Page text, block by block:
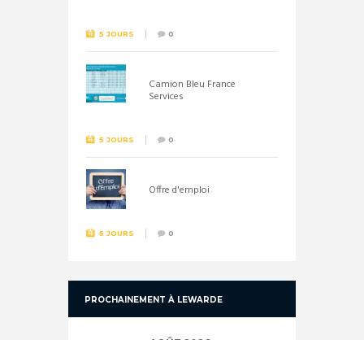
5 JOURS 0
Camion Bleu France
Services
5 JOURS 0
Offre d'emploi
5 JOURS 0
PROCHAINEMENT À LEWARDE